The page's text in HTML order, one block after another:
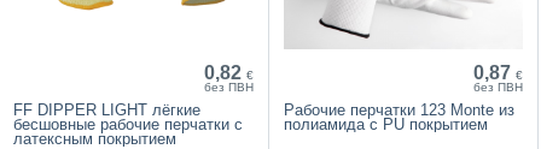
0,82 €
без ПВН
FF DIPPER LIGHT лёгкие
бесшовные рабочие перчатки с
латексным покрытием
0,87 €
без ПВН
Рабочие перчатки 123 Monte из
полиамида с PU покрытием